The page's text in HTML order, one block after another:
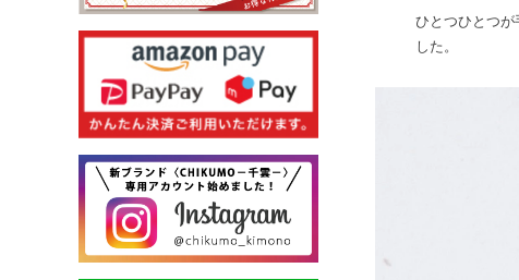
ひとつひとつが
した。